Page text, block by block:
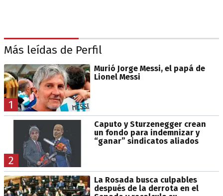
Más leídas de Perfil
1
Murió Jorge Messi, el papá de
Lionel Messi
2
Caputo y Sturzenegger crean
un fondo para indemnizar y
“ganar” sindicatos aliados
La Rosada busca culpables
después de la derrota en el